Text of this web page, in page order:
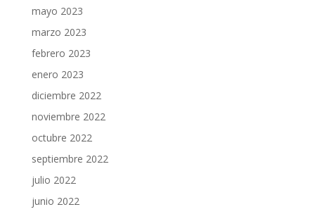
mayo 2023
marzo 2023
febrero 2023
enero 2023
diciembre 2022
noviembre 2022
octubre 2022
septiembre 2022
julio 2022
junio 2022